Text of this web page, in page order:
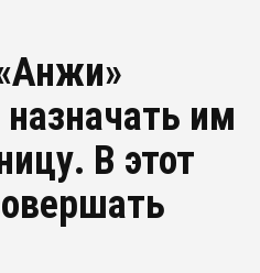
им
В этот